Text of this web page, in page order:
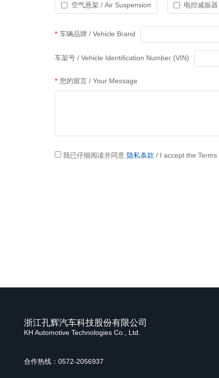
空气悬架 / Air Suspension 电控减振
* 车辆品牌 / Vehicle Brand
车架号 / Vehicle Identification Number (VIN)
* 您的留言 / Your Message
我已仔细阅读并同意 隐私条款 / I accept the
浙江孔辉汽车科技股份有限公司
KH Automotive Technologies Co., Ltd.
合作热线：0572-2056937